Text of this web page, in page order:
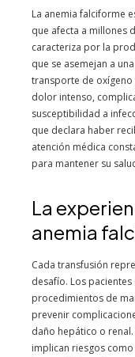
La anemia falciforme
que afecta a millones
caracteriza por la
que se asemejan a
transporte de
dolor intenso,
susceptibilidad a
que declara haber
atención médica
para mantener su
La
anemia
Cada transfusión
desafío. Los
procedimientos de
prevenir
daño hepático o
implican riesgos